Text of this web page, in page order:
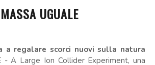
UGUALE
a regalare scorci nuovi sulla natura
- A Large Ion Collider Experiment, una